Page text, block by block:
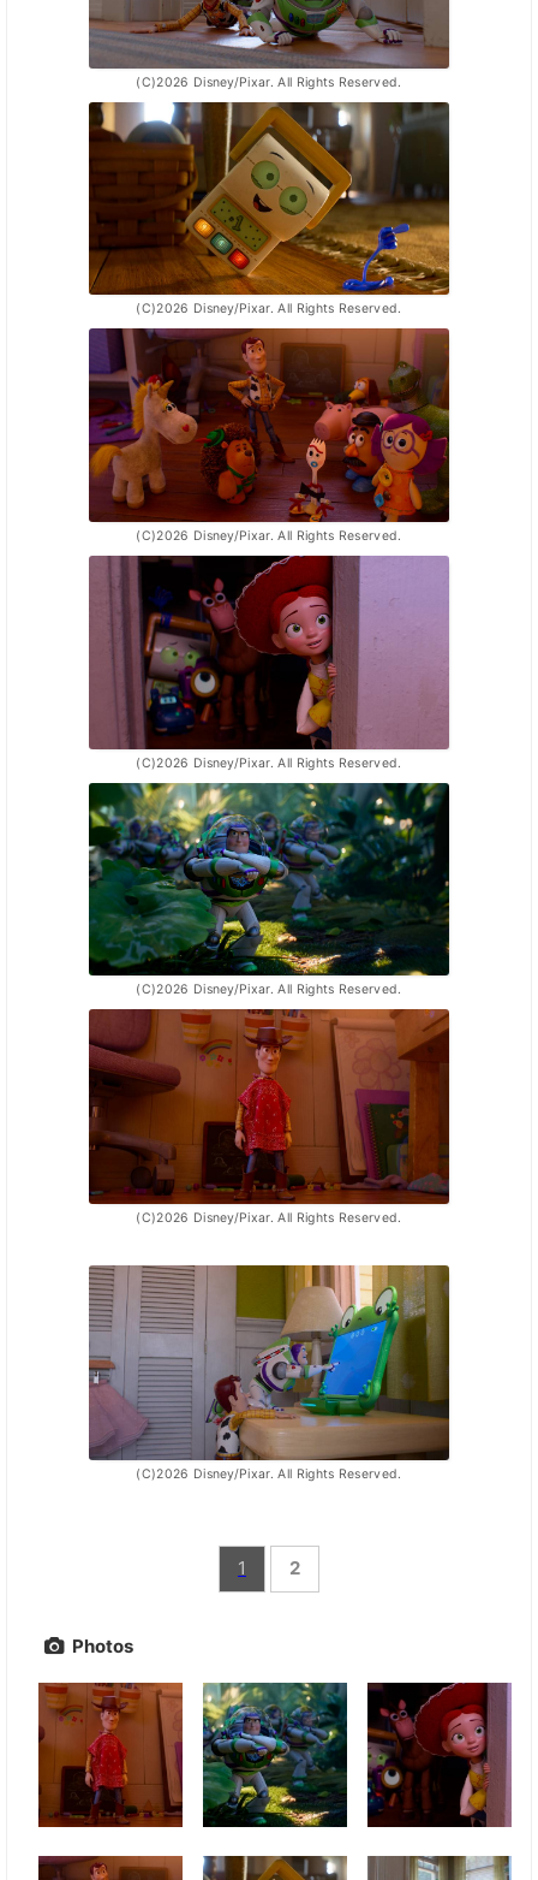
(C)2026 Disney/Pixar. All Rights Reserved.
(C)2026 Disney/Pixar. All Rights Reserved.
(C)2026 Disney/Pixar. All Rights Reserved.
(C)2026 Disney/Pixar. All Rights Reserved.
(C)2026 Disney/Pixar. All Rights Reserved.
(C)2026 Disney/Pixar. All Rights Reserved.
(C)2026 Disney/Pixar. All Rights Reserved.
1 2
Photos